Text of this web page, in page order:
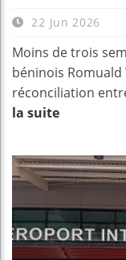
22 Jun 2026
Moins de trois
béninois Romuald
réconciliation
la suite